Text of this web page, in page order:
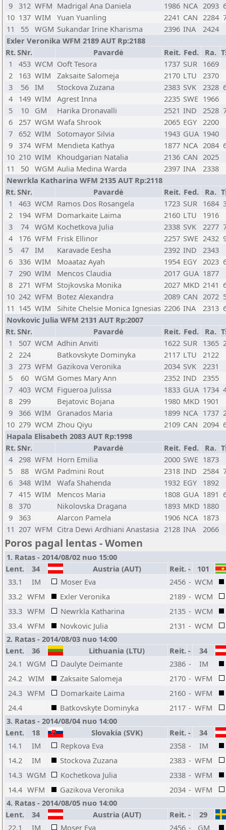
9
312 WFM Madrigal Ana Daniela 1986 NCA 2093
10 137 WIM Yuan Yuanling 2241 CAN 2284
11
55 WGM Sukandar Irine Kharisma 2396 INA
2424
Exler Veronika WFM 2189 AUT Rp:2188
Rt.SNr. Pavardė Reit. Fed. Ra.
1
453 WCM Ooft Tesora 1737 SUR 1669
2
163 WIM Zaksaite Salomeja 2170 LTU
2370
3
56 IM Stockova Zuzana 2383 SVK 2328
4
149 WIM Agrest Inna 2235 SWE 1966
5
10 GM Harika Dronavalli 2521 IND 2528
6
257 WGM Wafa Shrook 2065 EGY 2200
7
652 WIM Sotomayor Silvia 1943 GUA 1940
9
374 WFM Mendieta Kathya 1877 NCA 2084
10 210 WIM Khoudgarian Natalia 2136 CAN 2025
11
50 WGM Aulia Medina Warda 2397 INA
2338
Newrkla Katharina WFM 2135 AUT Rp:2118
Rt.SNr. Pavardė Reit. Fed. Ra.
1
463 WCM Ramos Dos Rosangela 1723 SUR 1684
2
194 WFM Domarkaite Laima 2160 LTU
1916
3
74 WGM Kochetkova Julia 2338 SVK 2277
4
176 WFM Frisk Ellinor 2257 SWE 2432
5
47 IM Karavade Eesha 2392 IND
2343
6
336 WIM Moaataz Ayah 1954 EGY 2023
7
290 WIM Mencos Claudia 2017 GUA 1877
8
271 WFM Stojkovska Monika 2027 MKD 2141
10 242 WFM Botez Alexandra 2089 CAN 2072
11 145 WIM Sihite Chelsie Monica Ignesias 2206 INA 2313
Novkovic Julia WFM 2131 AUT Rp:2007
Rt.SNr. Pavardė Reit. Fed. Ra.
1
507 WCM Adhin Anviti 1622 SUR 1365
2
224 Batkovskyte Dominyka 2117 LTU
2122
3
273 WFM Gazikova Veronika 2034 SVK
2231
5
60 WGM Gomes Mary Ann 2352 IND
2355
7
403 WCM Figueroa Julissa 1833 GUA 1734
8
299 Bejatovic Bojana 1980 MKD 1901
9
366 WIM Granados Maria 1899 NCA 1737
10 279 WCM Zhou Qiyu 2109 CAN 2094
Hapala Elisabeth 2083 AUT Rp:1998
Rt.SNr. Pavardė Reit. Fed. Ra.
4
298 WFM Horn Emilia 2000 SWE 1873
5
88 WGM Padmini Rout 2318 IND 2584
6
348 WIM Wafa Shahenda 1932 EGY
1892
7
415 WIM Mencos Maria 1808 GUA 1891
8
370 Nikolovska Dragana 1893 MKD 1880
9
363 Alarcon Pamela 1906 NCA 1873
11 207 WFM Citra Dewi Ardhiani Anastasia 2128 INA 2066
Poros pagal lentas - Women
1. Ratas - 2014/08/02 nuo 15:00
Lent.
34 Austria (AUT) Reit. -
101
33.1
IM Moser Eva 2456 - WCM
33.2 WFM Exler Veronika 2189 - WCM
33.3 WFM Newrkla Katharina 2135 - WCM
33.4 WFM Novkovic Julia 2131 - WCM
2. Ratas - 2014/08/03 nuo 14:00
Lent.
36 Lithuania (LTU) Reit. -
34
24.1 WGM Daulyte Deimante 2386 -
IM
24.2 WIM Zaksaite Salomeja 2170 - WFM
24.3 WFM Domarkaite Laima 2160 - WFM
24.4
Batkovskyte Dominyka 2117 - WFM
3. Ratas - 2014/08/04 nuo 14:00
Lent.
18 Slovakia (SVK) Reit. -
34
14.1
IM Repkova Eva 2358 -
IM
14.2
IM Stockova Zuzana 2383 - WFM
14.3 WGM Kochetkova Julia 2338 - WFM
14.4 WFM Gazikova Veronika 2034 - WFM
4. Ratas - 2014/08/05 nuo 14:00
Lent.
34 Austria (AUT) Reit. -
29
22.1
IM Moser Eva 2456 - GM